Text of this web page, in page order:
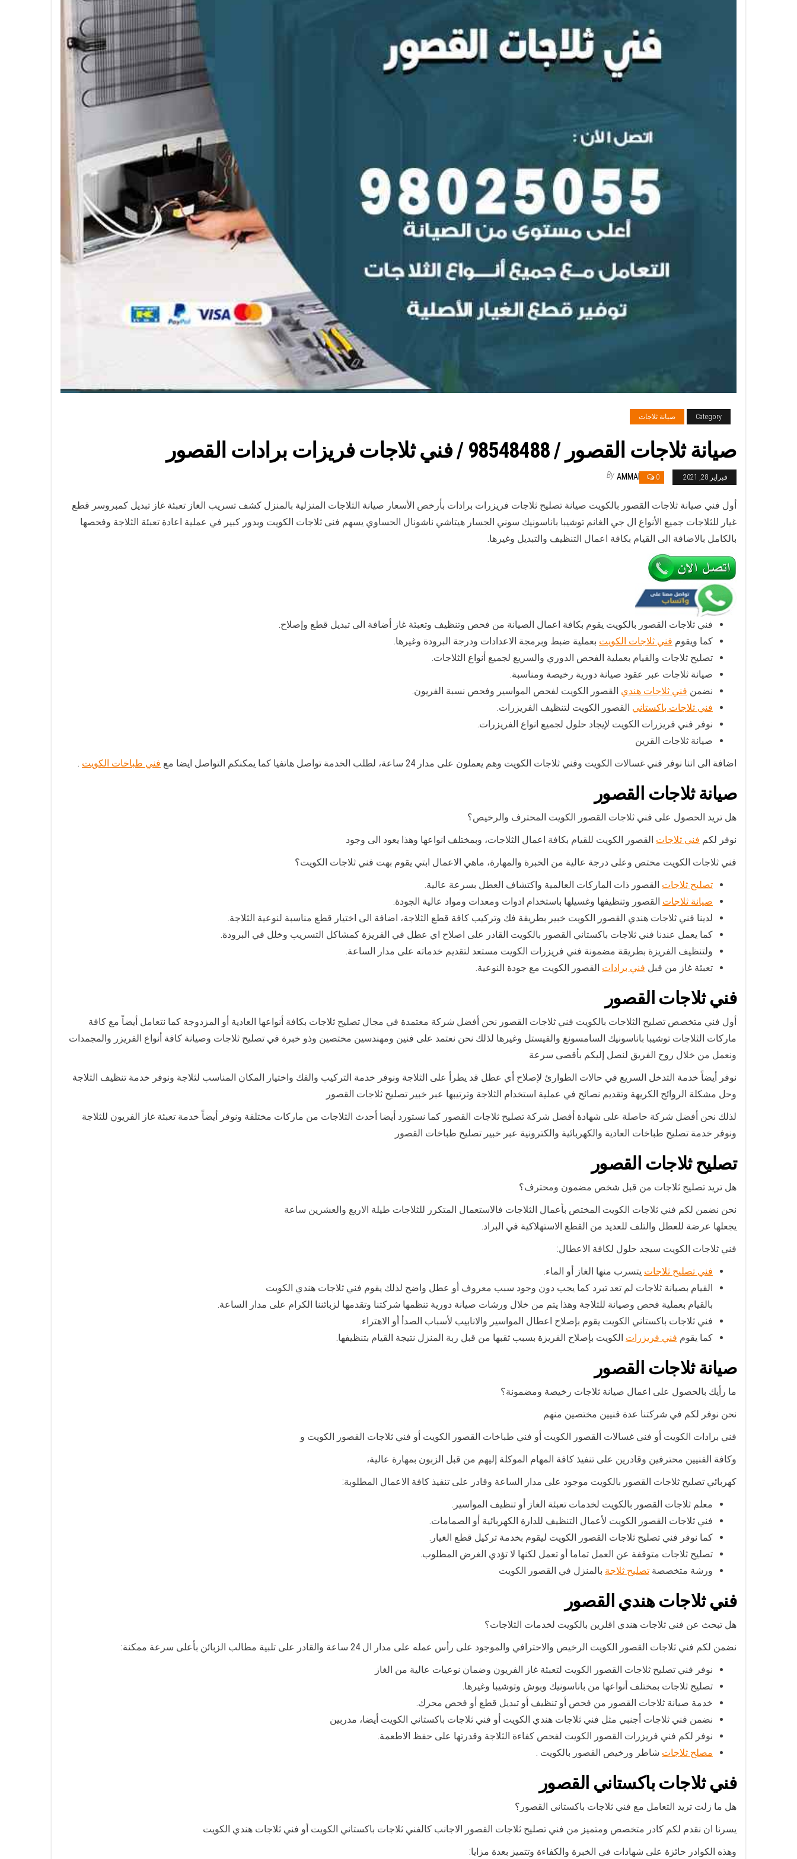
Category صيانة ثلاجات
صيانة ثلاجات القصور / 98548488 / فني ثلاجات فريزات برادات القصور
فبراير 28, 2021 0
By AMMAR
أول فني صيانة ثلاجات القصور بالكويت صيانة تصليح ثلاجات فريزرات برادات بأرخص الأسعار صيانة الثلاجات المنزلية بالمنزل كشف تسريب الغاز تعبئة غاز تبديل كمبروسر قطع
غيار للثلاجات جميع الأنواع ال جي الغانم توشيبا باناسونيك سوني الجسار هيتاشي ناشونال الحساوي يسهم فنى ثلاجات الكويت وبدور كبير في عملية اعادة تعبئة الثلاجة وفحصها
بالكامل بالاضافة الى القيام بكافة اعمال التنظيف والتبديل وغيرها.
فني ثلاجات القصور بالكويت يقوم بكافة اعمال الصيانة من فحص وتنظيف وتعبئة غاز أضافة الى تبديل قطع وإصلاح.
كما ويقوم فني ثلاجات الكويت بعملية ضبط وبرمجة الاعدادات ودرجة البرودة وغيرها.
تصليح ثلاجات والقيام بعملية الفحص الدوري والسريع لجميع أنواع الثلاجات.
صيانة ثلاجات عبر عقود صيانة دورية رخيصة ومناسبة.
نضمن فني ثلاجات هندي القصور الكويت لفحص المواسير وفحص نسبة الفريون.
فني ثلاجات باكستاني القصور الكويت لتنظيف الفريزرات.
نوفر فني فريزرات الكويت لإيجاد حلول لجميع انواع الفريزرات.
صيانة ثلاجات القرين
اضافة الى اننا نوفر فني غسالات الكويت وفني ثلاجات الكويت وهم يعملون على مدار 24 ساعة، لطلب الخدمة تواصل هاتفيا كما يمكنكم التواصل ايضا مع
فني طباخات الكويت .
صيانة ثلاجات القصور
هل تريد الحصول على فني ثلاجات القصور الكويت المحترف والرخيص؟
نوفر لكم فني ثلاجات القصور الكويت للقيام بكافة اعمال الثلاجات، وبمختلف انواعها وهذا يعود الى وجود
فني ثلاجات الكويت مختص وعلى درجة عالية من الخبرة والمهارة، ماهي الاعمال ابتي يقوم بهت فني ثلاجات الكويت؟
تصليح ثلاجات القصور ذات الماركات العالمية واكتشاف العطل بسرعة عالية.
صيانة ثلاجات القصور وتنظيفها وغسيلها باستخدام ادوات ومعدات ومواد عالية الجودة.
لدينا فني ثلاجات هندي القصور الكويت خبير بطريقة فك وتركيب كافة قطع الثلاجة، اضافة الى اختيار قطع مناسبة لنوعية الثلاجة.
كما يعمل عندنا فني ثلاجات باكستاني القصور بالكويت القادر على اصلاح اي عطل في الفريزة كمشاكل التسريب وخلل في البرودة.
ولتنظيف الفريزة بطريقة مضمونة فني فريزرات الكويت مستعد لتقديم خدماته على مدار الساعة.
تعبئة غاز من قبل فني برادات القصور الكويت مع جودة النوعية.
فني ثلاجات القصور
أول فني متخصص تصليح الثلاجات بالكويت فني ثلاجات القصور نحن أفضل شركة معتمدة في مجال تصليح ثلاجات بكافة أنواعها العادية أو المزدوجة كما نتعامل أيضاً مع كافة
ماركات الثلاجات توشيبا باناسونيك السامسونغ والفيستل وغيرها لذلك نحن نعتمد على فنين ومهندسين مختصين وذو خبرة في تصليح ثلاجات وصيانة كافة أنواع الفريزر والمجمدات
ونعمل من خلال روح الفريق لنصل إليكم بأقصى سرعة
نوفر أيضاً خدمة التدخل السريع في حالات الطوارئ لإصلاح أي عطل قد يطرأ على الثلاجة ونوفر خدمة التركيب والفك واختيار المكان المناسب لثلاجة ونوفر خدمة تنظيف الثلاجة
وحل مشكلة الروائح الكريهة وتقديم نصائح في عملية استخدام الثلاجة وترتيبها عبر خبير تصليح ثلاجات القصور
لذلك نحن أفضل شركة حاصلة على شهادة أفضل شركة تصليح ثلاجات القصور كما نستورد أيضا أحدث الثلاجات من ماركات مختلفة ونوفر أيضاً خدمة تعبئة غاز الفريون للثلاجة
ونوفر خدمة تصليح طباخات العادية والكهربائية والكترونية عبر خبير تصليح طباخات القصور
تصليح ثلاجات القصور
هل تريد تصليح ثلاجات من قبل شخص مضمون ومحترف؟
نحن نضمن لكم فني ثلاجات الكويت المختص بأعمال الثلاجات فالاستعمال المتكرر للثلاجات طيلة الاربع والعشرين ساعة
يجعلها عرضة للعطل والتلف للعديد من القطع الاستهلاكية في البراد.
فني ثلاجات الكويت سيجد حلول لكافة الاعطال:
فني تصليح ثلاجات يتسرب منها الغاز أو الماء.
القيام بصيانة ثلاجات لم تعد تبرد كما يجب دون وجود سبب معروف أو عطل واضح لذلك يقوم فني ثلاجات هندي الكويت
بالقيام بعملية فحص وصيانة للثلاجة وهذا يتم من خلال ورشات صيانة دورية تنظمها شركتنا وتقدمها لزبائننا الكرام على مدار الساعة.
فني ثلاجات باكستاني الكويت يقوم بإصلاح اعطال المواسير والانابيب لأسباب الصدأ أو الاهتراء.
كما يقوم فني فريزرات الكويت بإصلاح الفريزة بسبب ثقبها من قبل ربة المنزل نتيجة القيام بتنظيفها.
صيانة ثلاجات القصور
ما رأيك بالحصول على اعمال صيانة ثلاجات رخيصة ومضمونة؟
نحن نوفر لكم في شركتنا عدة فنيين مختصين منهم
فني برادات الكويت أو فني غسالات القصور الكويت أو فني طباخات القصور الكويت أو فني ثلاجات القصور الكويت و
وكافة الفنيين محترفين وقادرين على تنفيذ كافة المهام الموكلة إليهم من قبل الزبون بمهارة عالية،
كهربائي تصليح ثلاجات القصور بالكويت موجود على مدار الساعة وقادر على تنفيذ كافة الاعمال المطلوبة:
معلم ثلاجات القصور بالكويت لخدمات تعبئة الغاز أو تنظيف المواسير.
فني ثلاجات القصور الكويت لأعمال التنظيف للدارة الكهربائية أو الصمامات.
كما نوفر فني تصليح ثلاجات القصور الكويت ليقوم بخدمة تركيل قطع الغيار.
تصليح ثلاجات متوقفة عن العمل تماما أو تعمل لكنها لا تؤدي الغرض المطلوب.
ورشة متخصصة تصليح ثلاجة بالمنزل في القصور الكويت
فني ثلاجات هندي القصور
هل تبحث عن فني ثلاجات هندي اقلرين بالكويت لخدمات الثلاجات؟
نضمن لكم فني ثلاجات القصور الكويت الرخيص والاحترافي والموجود على رأس عمله على مدار ال 24 ساعة والقادر على تلبية مطالب الزبائن بأعلى سرعة ممكنة:
نوفر فني تصليح ثلاجات القصور الكويت لتعبئة غاز الفريون وضمان نوعيات عالية من الغاز
تصليح ثلاجات بمختلف أنواعها من باناسونيك وبوش وتوشيبا وغيرها.
خدمة صيانة ثلاجات القصور من فحص أو تنظيف أو تبديل قطع أو فحص محرك.
نضمن فني ثلاجات أجنبي مثل فني ثلاجات هندي الكويت أو فني ثلاجات باكستاني الكويت أيضا، مدربين
نوفر لكم فني فريزرات القصور الكويت لفحص كفاءة الثلاجة وقدرتها على حفظ الاطعمة.
مصلح ثلاجات شاطر ورخيص القصور بالكويت .
فني ثلاجات باكستاني القصور
هل ما زلت تريد التعامل مع فني ثلاجات باكستاني القصور؟
يسرنا ان نقدم لكم كادر متخصص ومتميز من فني تصليح ثلاجات القصور الاجانب كالفني ثلاجات باكستاني الكويت أو فني ثلاجات هندي الكويت
وهذه الكوادر حائزة على شهادات في الخبرة والكفاءة وتتميز بعدة مزايا: